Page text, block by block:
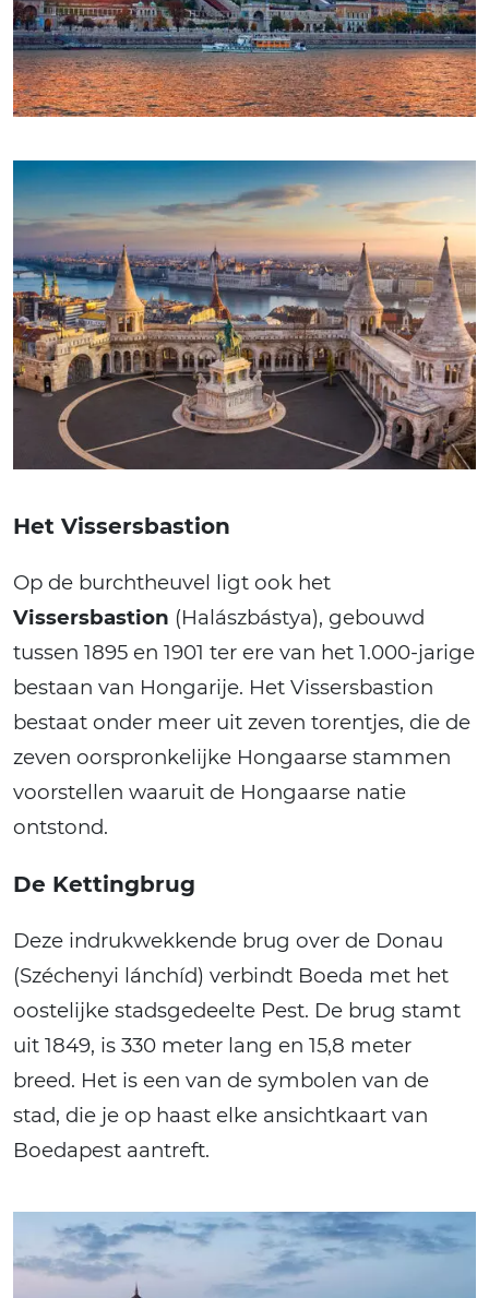
Het Vissersbastion
Op de burchtheuvel ligt ook het
Vissersbastion (Halászbástya), gebouwd
tussen 1895 en 1901 ter ere van het 1.000-jarige
bestaan van Hongarije. Het Vissersbastion
bestaat onder meer uit zeven torentjes, die de
zeven oorspronkelijke Hongaarse stammen
voorstellen waaruit de Hongaarse natie
ontstond.
De Kettingbrug
Deze indrukwekkende brug over de Donau
(Széchenyi lánchíd) verbindt Boeda met het
oostelijke stadsgedeelte Pest. De brug stamt
uit 1849, is 330 meter lang en 15,8 meter
breed. Het is een van de symbolen van de
stad, die je op haast elke ansichtkaart van
Boedapest aantreft.